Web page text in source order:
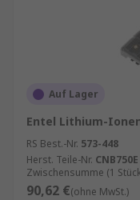
Auf Lager
Entel Lithium-
RS Best.-Nr. 573-448
Herst. Teile-Nr. CNB750E
Zwischensumme (1
90,62 €(ohne MwSt.)